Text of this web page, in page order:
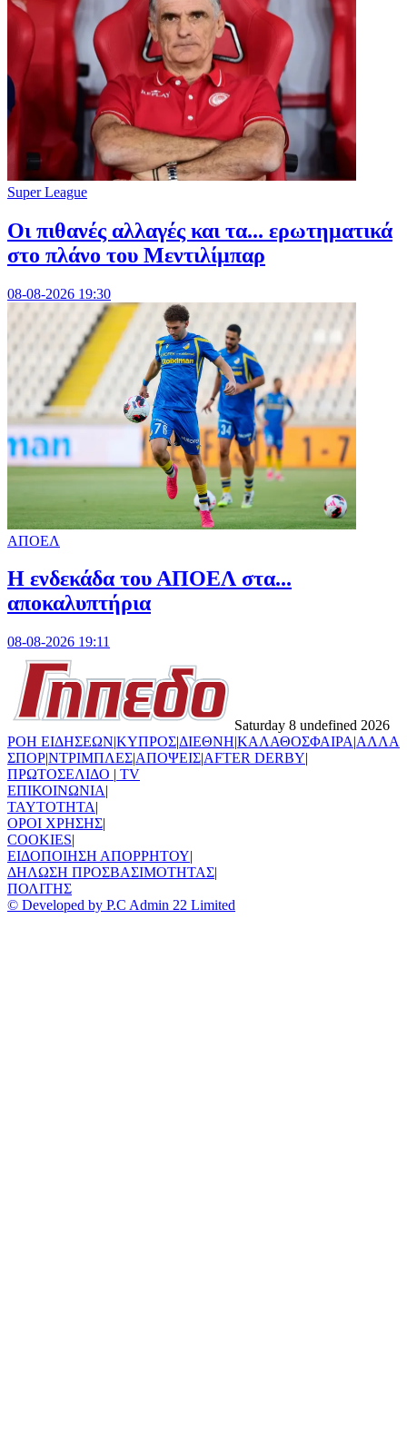
Super League
Οι πιθανές αλλαγές και τα... ερωτηματικά
στο πλάνο του Μεντιλίμπαρ
08-08-2026 19:30
ΑΠΟΕΛ
Η ενδεκάδα του ΑΠΟΕΛ στα...
αποκαλυπτήρια
08-08-2026 19:11
Saturday 8 undefined 2026
ΡΟΗ ΕΙΔΗΣΕΩΝ|ΚΥΠΡΟΣ|ΔΙΕΘΝΗ|ΚΑΛΑΘΟΣΦΑΙΡΑ|ΑΛΛΑ
ΣΠΟΡ|ΝΤΡΙΜΠΛΕΣ|ΑΠΟΨΕΙΣ|AFTER DERBY|
ΠΡΩΤΟΣΕΛΙΔΟ | TV
ΕΠΙΚΟΙΝΩΝΙΑ|
TAYTOTHTA|
ΟΡΟΙ ΧΡΗΣΗΣ|
COOKIES|
ΕΙΔΟΠΟΙΗΣΗ ΑΠΟΡΡΗΤΟΥ|
ΔΗΛΩΣΗ ΠΡΟΣΒΑΣΙΜΟΤΗΤΑΣ|
ΠΟΛΙΤΗΣ
© Developed by P.C Admin 22 Limited